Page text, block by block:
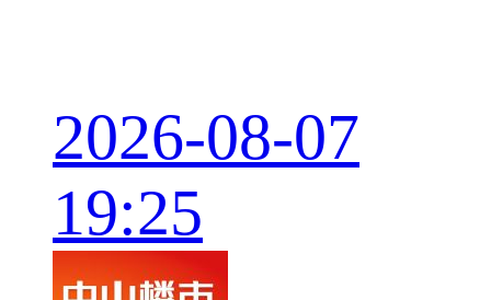
2026-08-07
19:25